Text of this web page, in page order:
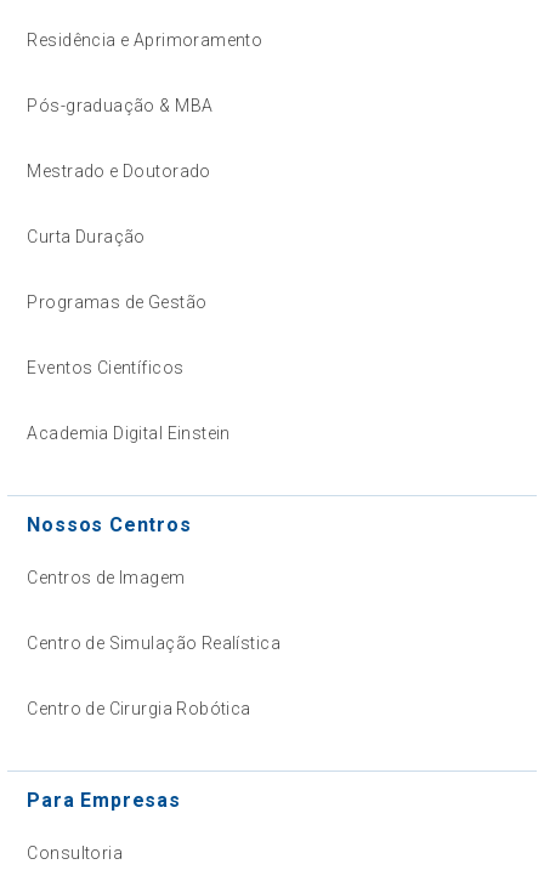
Residência e Aprimoramento
Pós-graduação & MBA
Mestrado e Doutorado
Curta Duração
Programas de Gestão
Eventos Científicos
Academia Digital Einstein
Nossos Centros
Centros de Imagem
Centro de Simulação Realística
Centro de Cirurgia Robótica
Para Empresas
Consultoria